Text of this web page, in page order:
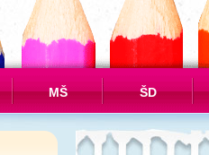
MŠ ŠD